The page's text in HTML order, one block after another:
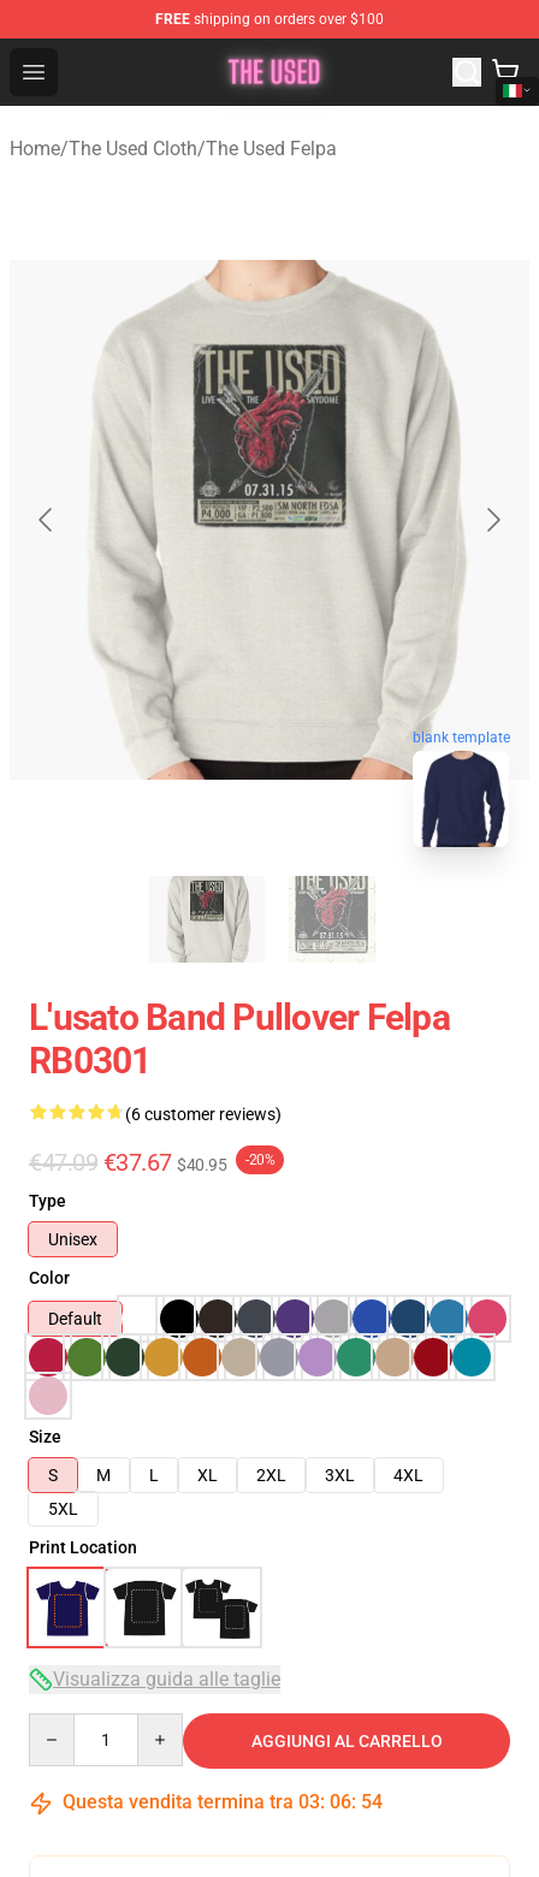
FREE shipping on orders over $100
Open menu
The Used Store - Official The Used Merchandise Shop
Home/The Used Cloth/The Used Felpa
blank template
L'usato Band Pullover Felpa
RB0301
(6 customer reviews)
€47.09 €37.67 $40.95 -20%
Type
Unisex
Color
Default
Size
S
M L XL 2XL 3XL
4XL
5XL
Print Location
Visualizza guida alle taglie
AGGIUNGI AL CARRELLO
Questa vendita termina tra 03: 06: 53